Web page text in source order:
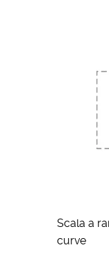
Scala a
curve